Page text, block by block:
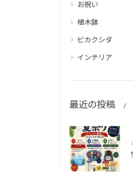
お祝い
植木鉢
ビカクシダ
インテリア
最近の投稿